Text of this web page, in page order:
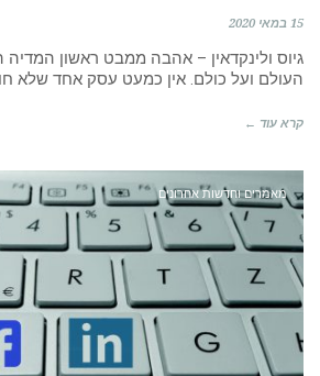
15 במאי 2020
גיוס ולינקדאין – אהבה ממבט ראשון
העולם ועל כולם. אין כמעט עסק אחד שלא
קרא עוד ←
מאמרים וחדשות אחרונים